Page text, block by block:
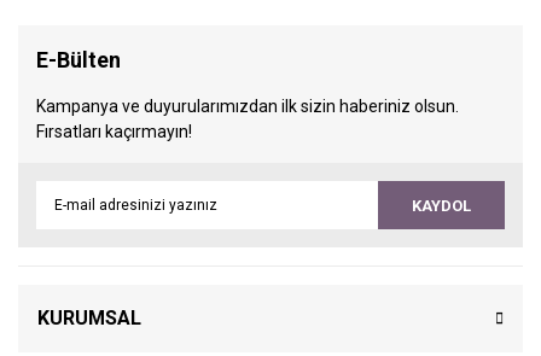
E-Bülten
Kampanya ve duyurularımızdan ilk sizin haberiniz olsun.
Fırsatları kaçırmayın!
KAYDOL
KURUMSAL